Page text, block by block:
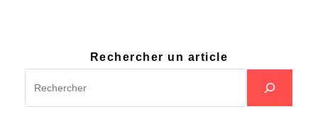
Rechercher un article